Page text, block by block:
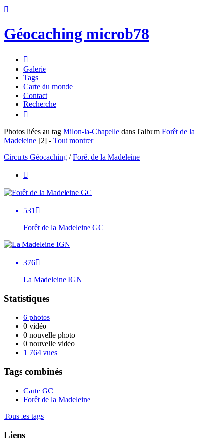

Géocaching microb78

Galerie
Tags
Carte du monde
Contact
Recherche

Photos liées au tag Milon-la-Chapelle dans l'album Forêt de la
Madeleine [2] - Tout montrer
Circuits Géocaching / Forêt de la Madeleine

531 
Forêt de la Madeleine GC
376
La Madeleine IGN
Statistiques
6 photos
0 vidéo
0 nouvelle photo
0 nouvelle vidéo
1 764 vues
Tags combinés
Carte GC
Forêt de la Madeleine
Tous les tags
Liens